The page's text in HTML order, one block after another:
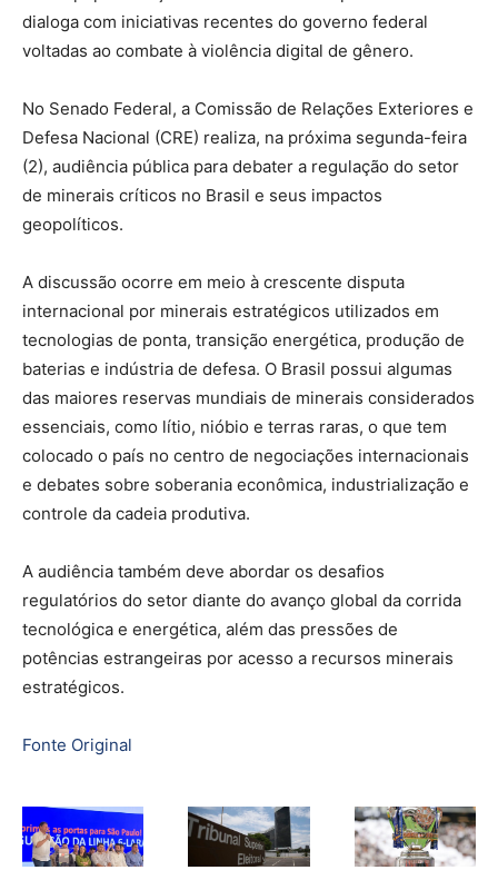
dialoga com iniciativas recentes do governo federal
voltadas ao combate à violência digital de gênero.
No Senado Federal, a Comissão de Relações Exteriores e
Defesa Nacional (CRE) realiza, na próxima segunda-feira
(2), audiência pública para debater a regulação do setor
de minerais críticos no Brasil e seus impactos
geopolíticos.
A discussão ocorre em meio à crescente disputa
internacional por minerais estratégicos utilizados em
tecnologias de ponta, transição energética, produção de
baterias e indústria de defesa. O Brasil possui algumas
das maiores reservas mundiais de minerais considerados
essenciais, como lítio, nióbio e terras raras, o que tem
colocado o país no centro de negociações internacionais
e debates sobre soberania econômica, industrialização e
controle da cadeia produtiva.
A audiência também deve abordar os desafios
regulatórios do setor diante do avanço global da corrida
tecnológica e energética, além das pressões de
potências estrangeiras por acesso a recursos minerais
estratégicos.
Fonte Original